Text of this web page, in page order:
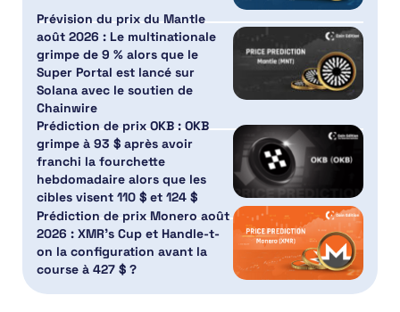
Prévision du prix du Mantle
août 2026 : Le multinationale
grimpe de 9 % alors que le
Super Portal est lancé sur
Solana avec le soutien de
Chainwire
Prédiction de prix OKB : OKB
grimpe à 93 $ après avoir
franchi la fourchette
hebdomadaire alors que les
cibles visent 110 $ et 124 $
Prédiction de prix Monero août
2026 : XMR’s Cup et Handle-t-
on la configuration avant la
course à 427 $ ?